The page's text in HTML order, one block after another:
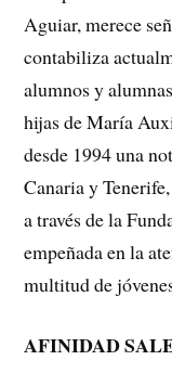
Aguiar, merece
contabiliza
alumnos y
hijas de María
desde 1994 una
Canaria y
a través de la
empeñada en la
multitud de
AFINIDAD